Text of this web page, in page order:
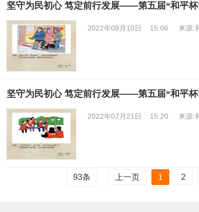
坚守为民初心 笃定前行发展——第五届“和平
2022年08月10日 15:06 来源:
坚守为民初心 笃定前行发展——第五届“和平
2022年07月21日 15:20 来源:
93条 上一页 1 2